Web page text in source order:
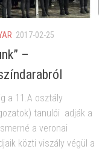
2017-02-25
–
a 11.A osztály
tanulói adják a
a veronai
közti viszály végül a